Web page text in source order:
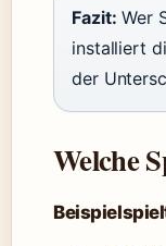
Fazit: Wer
installiert
der
Welche